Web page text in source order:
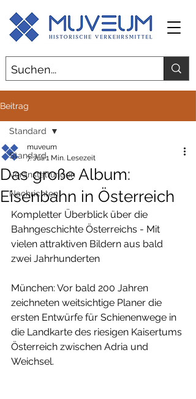
Beitrag
Standard
Veranstaltungen
Nachrichten
Standard
Das große Album:
Eisenbahn in Österreich
muveum
7. Juli1 Min. Lesezeit
Kompletter Überblick über die
Bahngeschichte Österreichs - Mit
vielen attraktiven Bildern aus bald
zwei Jahrhunderten
München: Vor bald 200 Jahren
zeichneten weitsichtige Planer die
ersten Entwürfe für Schienenwege in
die Landkarte des riesigen Kaisertums
Österreich zwischen Adria und
Weichsel.